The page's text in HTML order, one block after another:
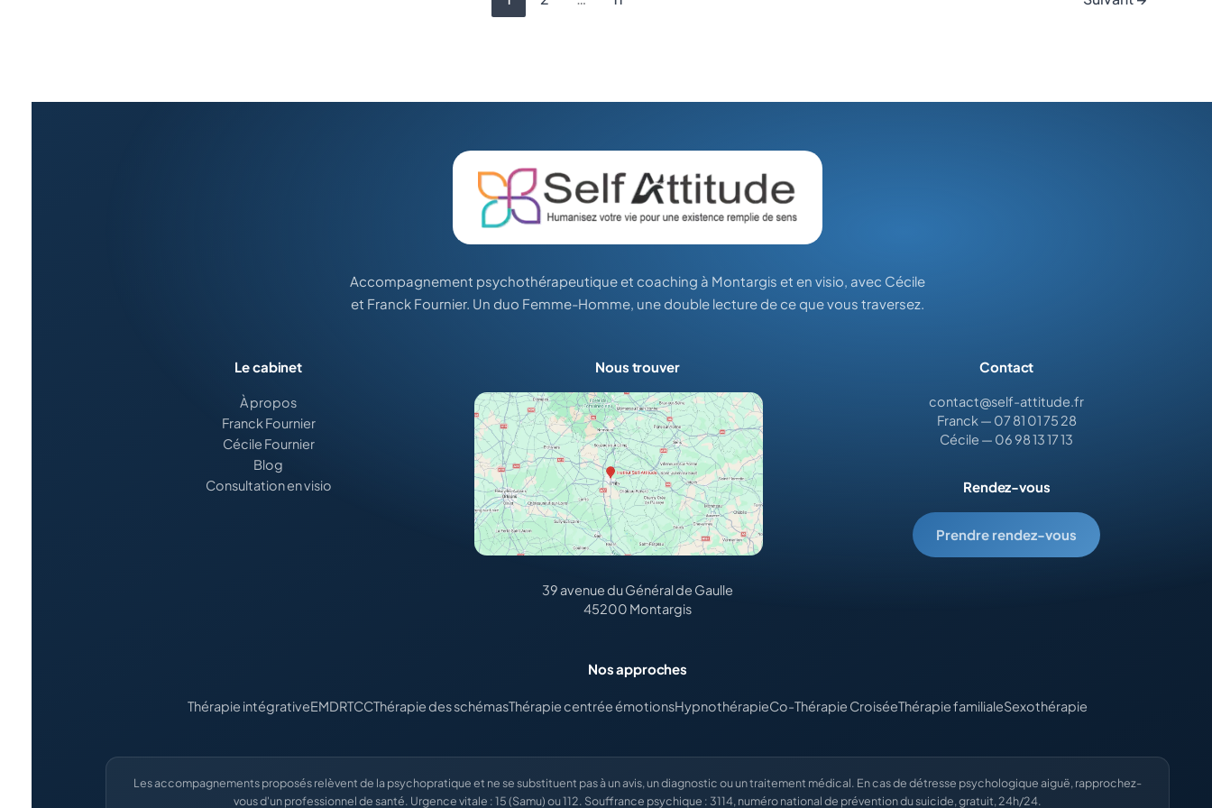
Accompagnement psychothérapeutique et coaching à Montargis et en visio, avec Cécile
et Franck Fournier. Un duo Femme-Homme, une double lecture de ce que vous traversez.
Le cabinet
À propos
Franck Fournier
Cécile Fournier
Blog
Consultation en visio
Nous trouver
39 avenue du Général de Gaulle
45200 Montargis
Contact
contact@self-attitude.fr
Franck — 07 81 01 75 28
Cécile — 06 98 13 17 13
Rendez-vous
Prendre rendez-vous
Nos approches
Thérapie intégrativeEMDRTCCThérapie des schémasThérapie centrée émotionsHypnothérapieCo-Thérapie CroiséeThérapie familialeSexothérapie
Les accompagnements proposés relèvent de la psychopratique et ne se substituent pas à un avis, un diagnostic ou un traitement médical. En cas de détresse psychologique aiguë, rapprochez-
vous d'un professionnel de santé. Urgence vitale : 15 (Samu) ou 112. Souffrance psychique : 3114, numéro national de prévention du suicide, gratuit, 24h/24.